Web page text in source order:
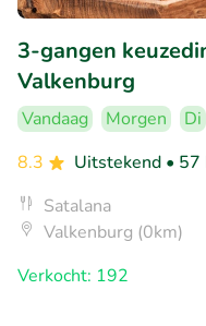
3-gangen
Valkenburg
Vandaag Morgen Di
8.3
Uitstekend • 57
Satalana
Valkenburg (0km)
Verkocht: 192